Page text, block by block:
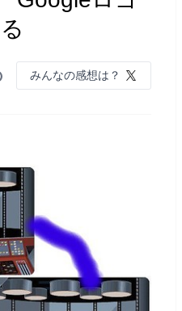
みんなの感想は？